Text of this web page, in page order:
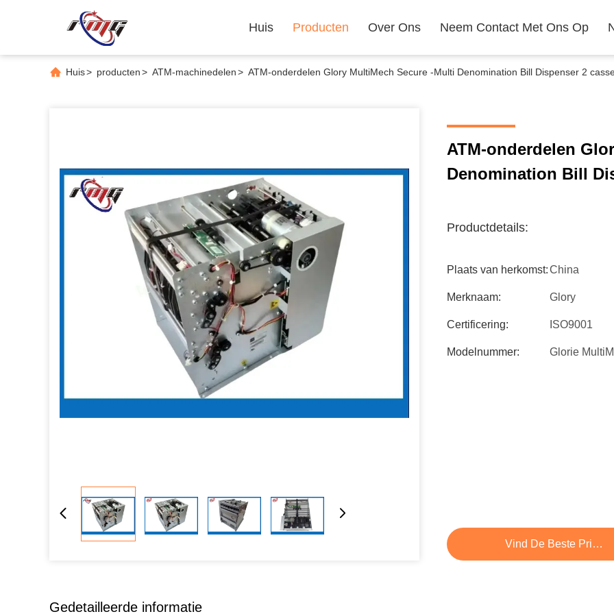
Huis Producten Over Ons Neem Contact Met Ons Op
Huis> producten> ATM-machinedelen> ATM-onderdelen Glory MultiMech Secure -Multi Denomination Bill Dispenser 2
ATM-onderdelen
Denomination Bill
Productdetails:
Plaats van herkomst:China
Merknaam: Glory
Certificering: ISO9001
Modelnummer: Glorie
Vind De Beste Prijs
Gedetailleerde informatie